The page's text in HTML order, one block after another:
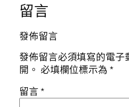
留言
發佈留言
發佈留言必須填寫的電子
開。 必填欄位標示為*
留言*